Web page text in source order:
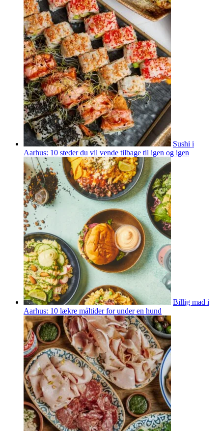
Sushi i
Aarhus: 10 steder du vil vende tilbage til igen og igen
Billig mad i
Aarhus: 10 lækre måltider for under en hund